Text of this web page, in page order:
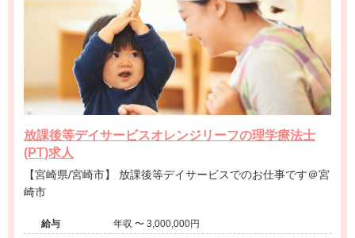
放課後等デイサービスオレンジリーフの理学療法士
(PT)求人
【宮崎県/宮崎市】 放課後等デイサービスでのお仕事です＠宮
崎市
給与
年収 〜 3,000,000円